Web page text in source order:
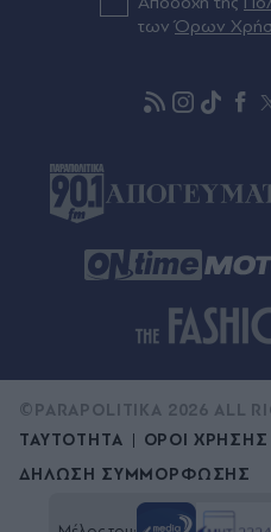
Σκιάθος: 15χρονος
σεξουαλική κακοποίηση -
τωνΌρων
ΤΑΥΤΟΤΗΤΑ ΟΡΟΙ ΧΡΗΣΗΣ
ΔΗΛΩΣΗ ΣΥΜΜΟΡΦΩΣΗΣ
©PARAPOLITIKA 2026 ALL